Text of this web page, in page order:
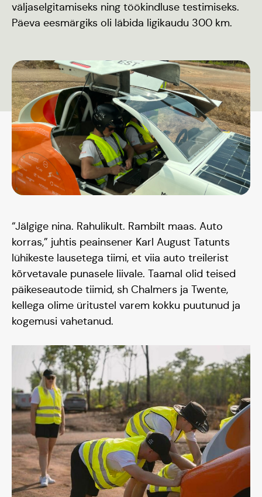
Päikeseauto
Hooaeg I 20/21
väljaselgitamiseks ning töökindluse testimiseks.
Päeva eesmärgiks oli läbida ligikaudu 300 km.
“Jälgige nina. Rahulikult. Rambilt maas. Auto
korras,” juhtis peainsener Karl August Tatunts
lühikeste lausetega tiimi, et viia auto treilerist
kõrvetavale punasele liivale. Taamal olid teised
päikeseautode tiimid, sh Chalmers ja Twente,
kellega olime üritustel varem kokku puutunud ja
kogemusi vahetanud.